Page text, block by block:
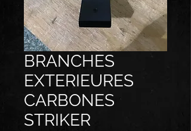
BRANCHES
EXTERIEURES
CARBONES
STRIKER